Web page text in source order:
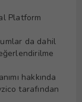
Platform
da dahil
hakkında
tarafından